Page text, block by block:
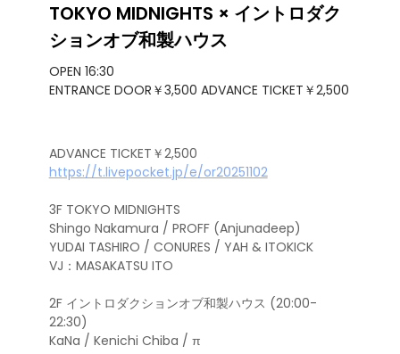
TOKYO MIDNIGHTS × イントロダク
ションオブ和製ハウス
OPEN 16:30
ENTRANCE DOOR￥3,500 ADVANCE TICKET￥2,500
ADVANCE TICKET￥2,500
https://t.livepocket.jp/e/or20251102
3F TOKYO MIDNIGHTS
Shingo Nakamura / PROFF (Anjunadeep)
YUDAI TASHIRO / CONURES / YAH & ITOKICK
VJ：MASAKATSU ITO
2F イントロダクションオブ和製ハウス (20:00-
22:30)
KaNa / Kenichi Chiba / π